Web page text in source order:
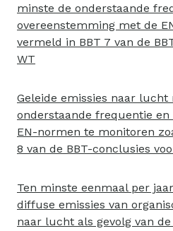
minste de onderstaande
overeenstemming met de
vermeld in BBT 7 van de
WT
Geleide emissies naar
onderstaande frequentie en
EN-normen te monitoren
8 van de BBT-conclusies
Ten minste eenmaal per
diffuse emissies van
naar lucht als gevolg van